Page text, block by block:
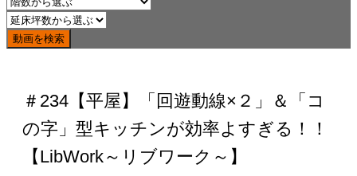
＃234【平屋】「回遊動線×２」＆「コ
の字」型キッチンが効率よすぎる！！
【LibWork～リブワーク～】